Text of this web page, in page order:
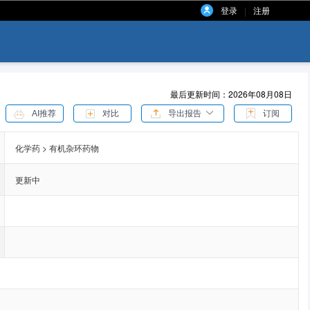
登录 | 注册
最后更新时间：2026年08月08日
AI推荐 对比 导出报告 订阅
化学药 > 有机杂环药物
更新中